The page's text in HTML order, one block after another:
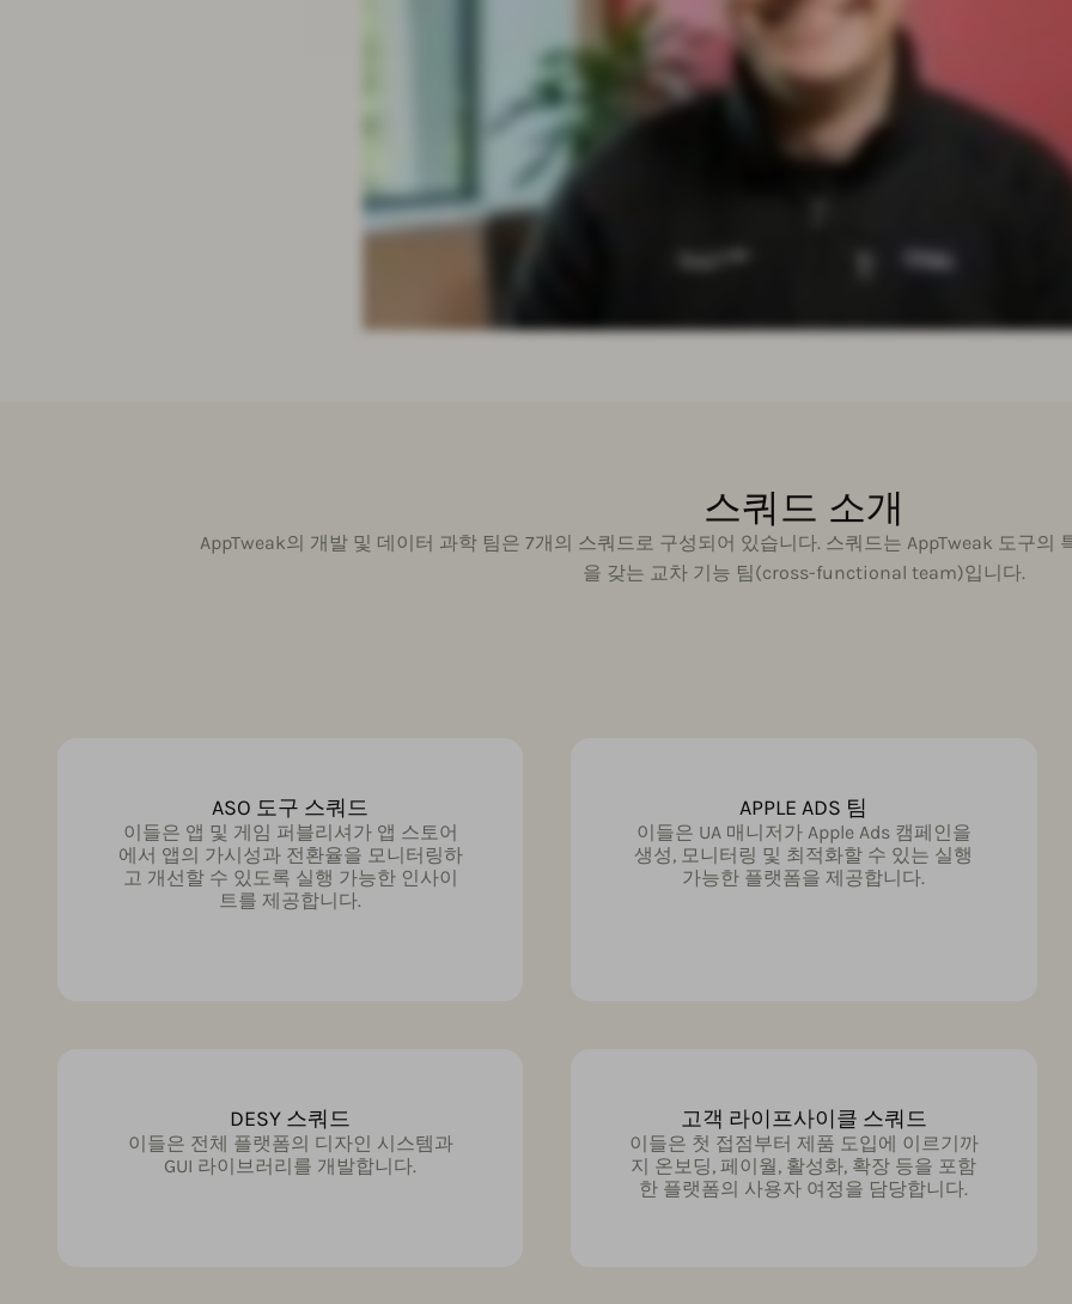
스쿼드 소개
AppTweak의 개발 및 데이터 과학 팀은 7개의 스쿼드로 구성되어 있습니다. 스쿼드는 AppTweak 도구의
을 갖는 교차 기능 팀(cross-functional team)입니다.
ASO 도구 스쿼드
이들은 앱 및 게임 퍼블리셔가 앱 스토어
에서 앱의 가시성과 전환율을 모니터링하
고 개선할 수 있도록 실행 가능한 인사이
트를 제공합니다.
APPLE ADS 팀
이들은 UA 매니저가 Apple Ads 캠페인을
생성, 모니터링 및 최적화할 수 있는 실행
가능한 플랫폼을 제공합니다.
DESY 스쿼드
이들은 전체 플랫폼의 디자인 시스템과
GUI 라이브러리를 개발합니다.
고객 라이프사이클 스쿼드
이들은 첫 접점부터 제품 도입에 이르기까
지 온보딩, 페이월, 활성화, 확장 등을 포함
한 플랫폼의 사용자 여정을 담당합니다.